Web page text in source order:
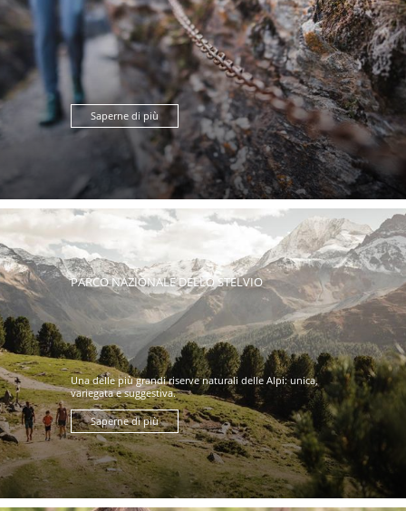
Saperne di più
PARCO NAZIONALE DELLO STELVIO
Una delle più grandi riserve naturali delle Alpi: unica,
variegata e suggestiva.
Saperne di più